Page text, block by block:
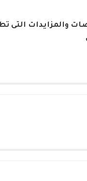
والمزايدات التى